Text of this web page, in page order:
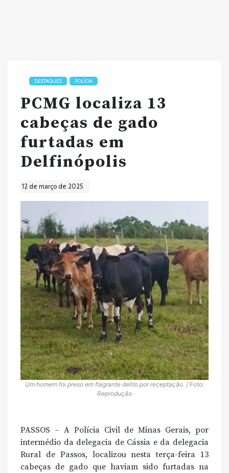
DESTAQUES POLÍCIA
PCMG localiza 13
cabeças de gado
furtadas em
Delfinópolis
12 de março de 2025
Um homem foi preso em flagrante delito por receptação. / Foto:
Reprodução
PASSOS – A Polícia Civil de Minas Gerais, por
intermédio da delegacia de Cássia e da delegacia
Rural de Passos, localizou nesta terça-feira 13
cabeças de gado que haviam sido furtadas na